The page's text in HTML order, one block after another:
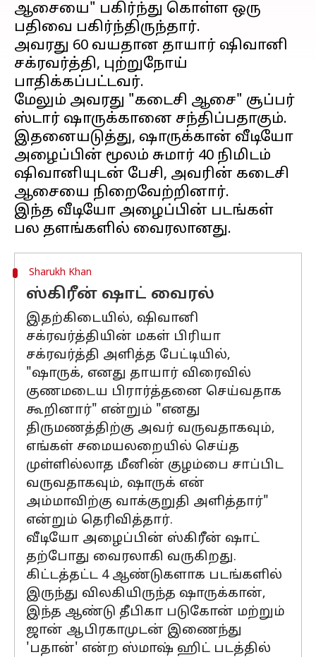
ஆசையை" பகிர்ந்து கொள்ள ஒரு
பதிவை பகிர்ந்திருந்தார்.
அவரது 60 வயதான தாயார் ஷிவானி
சக்ரவர்த்தி, புற்றுநோய்
பாதிக்கப்பட்டவர்.
மேலும் அவரது "கடைசி ஆசை" சூப்பர்
ஸ்டார் ஷாருக்கானை சந்திப்பதாகும்.
இதனையடுத்து, ஷாருக்கான் வீடியோ
அழைப்பின் மூலம் சுமார் 40 நிமிடம்
ஷிவானியுடன் பேசி, அவரின் கடைசி
ஆசையை நிறைவேற்றினார்.
இந்த வீடியோ அழைப்பின் படங்கள்
Sharukh Khan
ஸ்கிரீன் ஷாட் வைரல்
இதற்கிடையில், ஷிவானி
சக்ரவர்த்தியின் மகள் பிரியா
சக்ரவர்த்தி அளித்த பேட்டியில்,
"ஷாருக், எனது தாயார் விரைவில்
குணமடைய பிரார்த்தனை செய்வதாக
கூறினார்" என்றும் "எனது
திருமணத்திற்கு அவர் வருவதாகவும்,
எங்கள் சமையலறையில் செய்த
முள்ளில்லாத மீனின் குழம்பை சாப்பிட
வருவதாகவும், ஷாருக் என்
அம்மாவிற்கு வாக்குறுதி அளித்தார்"
என்றும் தெரிவித்தார்.
வீடியோ அழைப்பின் ஸ்கிரீன் ஷாட்
தற்போது வைரலாகி வருகிறது.
கிட்டத்தட்ட 4 ஆண்டுகளாக படங்களில்
இருந்து விலகியிருந்த ஷாருக்கான்,
இந்த ஆண்டு தீபிகா படுகோன் மற்றும்
ஜான் ஆபிரகாமுடன் இணைந்து
'பதான்' என்ற ஸ்மாஷ் ஹிட் படத்தில்